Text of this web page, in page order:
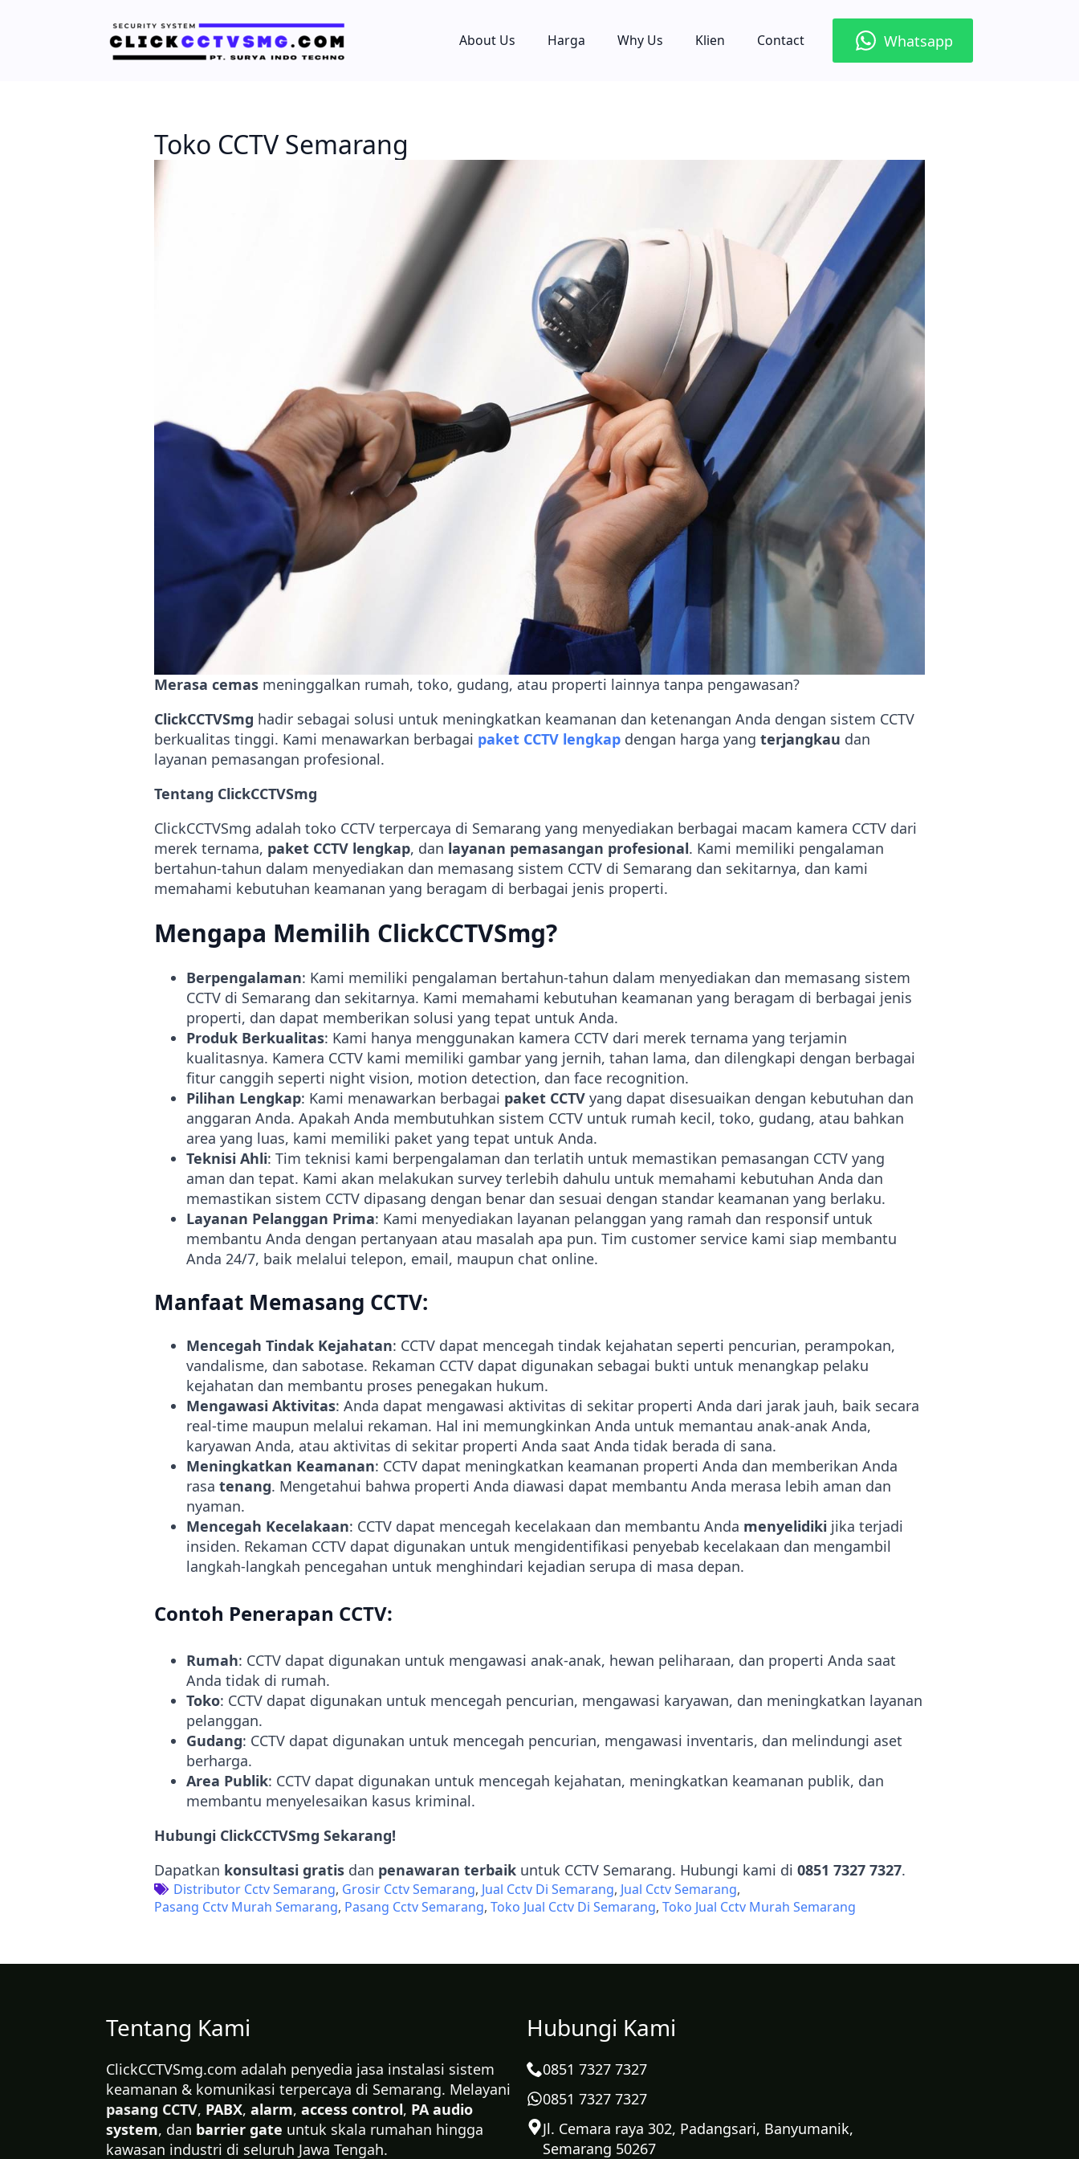
About Us Harga Why Us Klien Contact Whatsapp
Toko CCTV Semarang
Merasa cemas meninggalkan rumah, toko, gudang, atau properti lainnya tanpa pengawasan?
ClickCCTVSmg hadir sebagai solusi untuk meningkatkan keamanan dan ketenangan Anda dengan sistem CCTV
berkualitas tinggi. Kami menawarkan berbagai paket CCTV lengkap dengan harga yang terjangkau dan
layanan pemasangan profesional.
Tentang ClickCCTVSmg
ClickCCTVSmg adalah toko CCTV terpercaya di Semarang yang menyediakan berbagai macam kamera CCTV dari
merek ternama, paket CCTV lengkap, dan layanan pemasangan profesional. Kami memiliki pengalaman
bertahun-tahun dalam menyediakan dan memasang sistem CCTV di Semarang dan sekitarnya, dan kami
memahami kebutuhan keamanan yang beragam di berbagai jenis properti.
Mengapa Memilih ClickCCTVSmg?
Berpengalaman: Kami memiliki pengalaman bertahun-tahun dalam menyediakan dan memasang sistem
CCTV di Semarang dan sekitarnya. Kami memahami kebutuhan keamanan yang beragam di berbagai jenis
properti, dan dapat memberikan solusi yang tepat untuk Anda.
Produk Berkualitas: Kami hanya menggunakan kamera CCTV dari merek ternama yang terjamin
kualitasnya. Kamera CCTV kami memiliki gambar yang jernih, tahan lama, dan dilengkapi dengan berbagai
fitur canggih seperti night vision, motion detection, dan face recognition.
Pilihan Lengkap: Kami menawarkan berbagai paket CCTV yang dapat disesuaikan dengan kebutuhan dan
anggaran Anda. Apakah Anda membutuhkan sistem CCTV untuk rumah kecil, toko, gudang, atau bahkan
area yang luas, kami memiliki paket yang tepat untuk Anda.
Teknisi Ahli: Tim teknisi kami berpengalaman dan terlatih untuk memastikan pemasangan CCTV yang
aman dan tepat. Kami akan melakukan survey terlebih dahulu untuk memahami kebutuhan Anda dan
memastikan sistem CCTV dipasang dengan benar dan sesuai dengan standar keamanan yang berlaku.
Layanan Pelanggan Prima: Kami menyediakan layanan pelanggan yang ramah dan responsif untuk
membantu Anda dengan pertanyaan atau masalah apa pun. Tim customer service kami siap membantu
Anda 24/7, baik melalui telepon, email, maupun chat online.
Manfaat Memasang CCTV:
Mencegah Tindak Kejahatan: CCTV dapat mencegah tindak kejahatan seperti pencurian, perampokan,
vandalisme, dan sabotase. Rekaman CCTV dapat digunakan sebagai bukti untuk menangkap pelaku
kejahatan dan membantu proses penegakan hukum.
Mengawasi Aktivitas: Anda dapat mengawasi aktivitas di sekitar properti Anda dari jarak jauh, baik secara
real-time maupun melalui rekaman. Hal ini memungkinkan Anda untuk memantau anak-anak Anda,
karyawan Anda, atau aktivitas di sekitar properti Anda saat Anda tidak berada di sana.
Meningkatkan Keamanan: CCTV dapat meningkatkan keamanan properti Anda dan memberikan Anda
rasa tenang. Mengetahui bahwa properti Anda diawasi dapat membantu Anda merasa lebih aman dan
nyaman.
Mencegah Kecelakaan: CCTV dapat mencegah kecelakaan dan membantu Anda menyelidiki jika terjadi
insiden. Rekaman CCTV dapat digunakan untuk mengidentifikasi penyebab kecelakaan dan mengambil
langkah-langkah pencegahan untuk menghindari kejadian serupa di masa depan.
Contoh Penerapan CCTV:
Rumah: CCTV dapat digunakan untuk mengawasi anak-anak, hewan peliharaan, dan properti Anda saat
Anda tidak di rumah.
Toko: CCTV dapat digunakan untuk mencegah pencurian, mengawasi karyawan, dan meningkatkan layanan
pelanggan.
Gudang: CCTV dapat digunakan untuk mencegah pencurian, mengawasi inventaris, dan melindungi aset
berharga.
Area Publik: CCTV dapat digunakan untuk mencegah kejahatan, meningkatkan keamanan publik, dan
membantu menyelesaikan kasus kriminal.
Hubungi ClickCCTVSmg Sekarang!
Dapatkan konsultasi gratis dan penawaran terbaik untuk CCTV Semarang. Hubungi kami di 0851 7327 7327.
Distributor Cctv Semarang Grosir Cctv Semarang Jual Cctv Di Semarang Jual Cctv Semarang
Pasang Cctv Murah Semarang Pasang Cctv Semarang Toko Jual Cctv Di Semarang Toko Jual Cctv Murah Semarang
Tentang Kami
ClickCCTVSmg.com adalah penyedia jasa instalasi sistem
keamanan & komunikasi terpercaya di Semarang. Melayani
pasang CCTV, PABX, alarm, access control, PA audio
system, dan barrier gate untuk skala rumahan hingga
kawasan industri di seluruh Jawa Tengah.
Hubungi Kami
0851 7327 7327
0851 7327 7327
Jl. Cemara raya 302, Padangsari, Banyumanik,
Semarang 50267